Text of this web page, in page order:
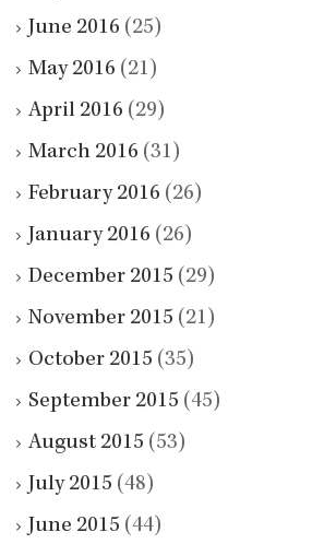
June 2016 (25)
May 2016 (21)
April 2016 (29)
March 2016 (31)
February 2016 (26)
January 2016 (26)
December 2015 (29)
November 2015 (21)
October 2015 (35)
September 2015 (45)
August 2015 (53)
July 2015 (48)
June 2015 (44)